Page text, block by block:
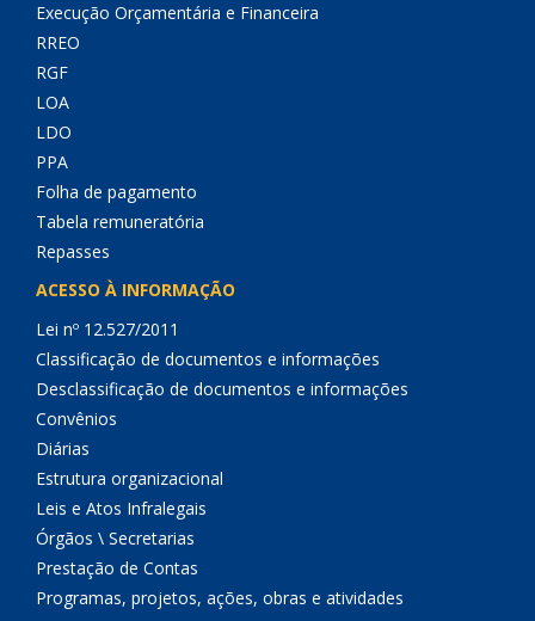
Execução Orçamentária e Financeira
RREO
RGF
LOA
LDO
PPA
Folha de pagamento
Tabela remuneratória
Repasses
ACESSO À INFORMAÇÃO
Lei nº 12.527/2011
Classificação de documentos e informações
Desclassificação de documentos e informações
Convênios
Diárias
Estrutura organizacional
Leis e Atos Infralegais
Órgãos \ Secretarias
Prestação de Contas
Programas, projetos, ações, obras e atividades